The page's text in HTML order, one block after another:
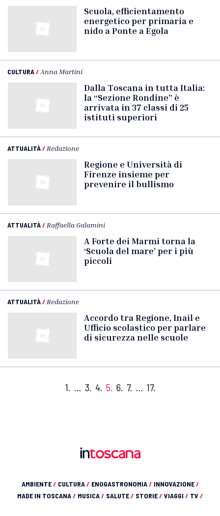
Scuola, efficientamento
energetico per primaria e
nido a Ponte a Egola
CULTURA/ Anna Martini
Dalla Toscana in tutta Italia:
la “Sezione Rondine” è
arrivata in 37 classi di 25
istituti superiori
ATTUALITÀ/ Redazione
Regione e Università di
Firenze insieme per
prevenire il bullismo
ATTUALITÀ/ Raffaella Galamini
A Forte dei Marmi torna la
‘Scuola del mare’ per i più
piccoli
ATTUALITÀ/ Redazione
Accordo tra Regione, Inail e
Ufficio scolastico per parlare
di sicurezza nelle scuole
1. … 3. 4. 5. 6. 7. … 17.
AMBIENTE/ CULTURA/ ENOGASTRONOMIA/ INNOVAZIONE/
MADE IN TOSCANA/ MUSICA/ SALUTE/ STORIE/ VIAGGI / TV /